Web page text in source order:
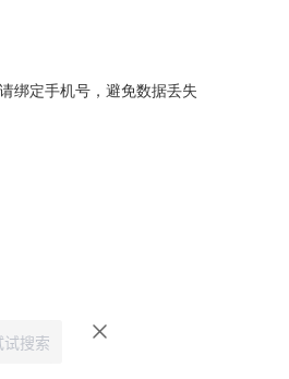
绑定手机号，避免数据丢失